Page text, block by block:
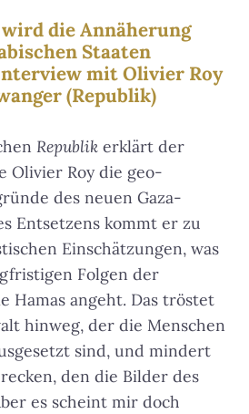
die Annäherung
Staaten
mit Olivier Roy
(Republik)
Republik erklärt der
Olivier Roy die geo-
des neuen Gaza-
Entsetzens kommt er zu
Einschätzungen, was
Folgen der
Hamas angeht. Das tröstet
hinweg, der die Menschen
sind, und mindert
den die Bilder des
es scheint mir doch